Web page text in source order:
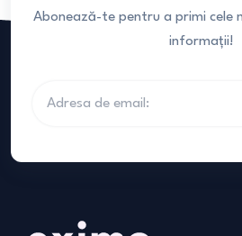
Abonează-te pentru a primi cele
informații!